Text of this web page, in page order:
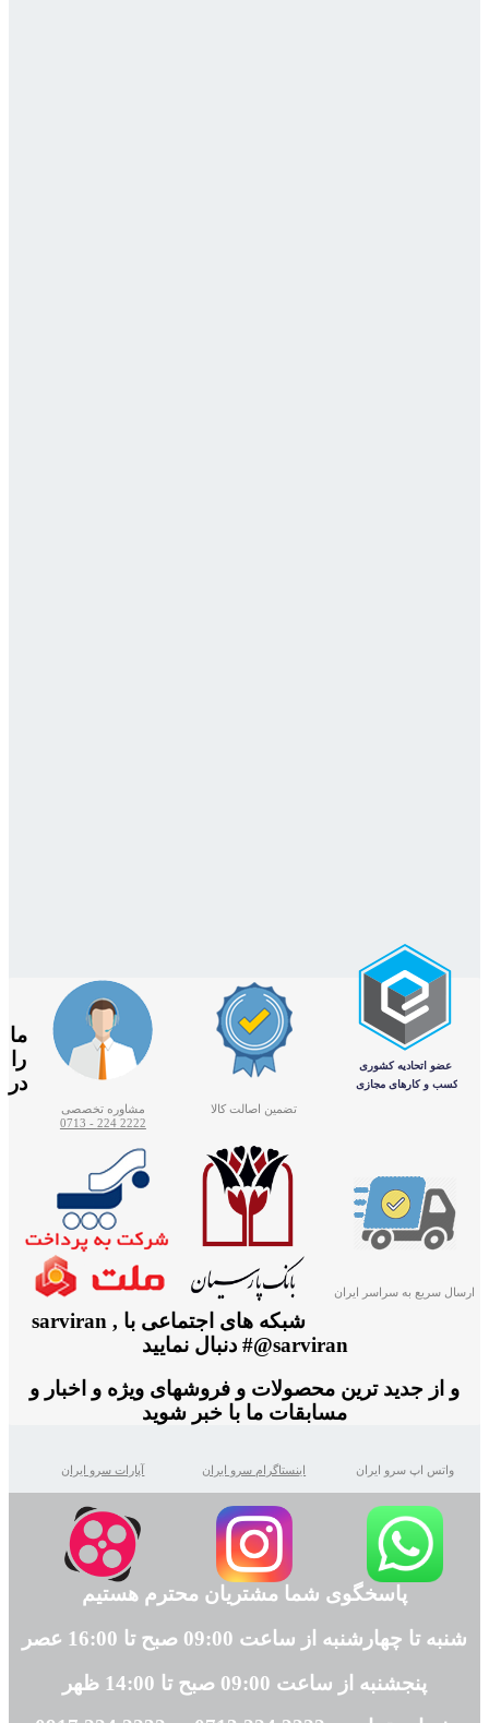
تضمین اصالت کالا
مشاوره تخصصی
2222 224 - 0713
ارسال سریع به سراسر ایران
ما
را
در
شبکه های اجتماعی با sarviran ,
@sarviran# دنبال نمایید
و از جدید ترین محصولات و فروشهای ویژه و اخبار و
مسابقات ما با خبر شوید
واتس اپ سرو ایران اینستاگرام سرو ایران آپارات سرو ایران
پاسخگوی شما مشتریان محترم هستیم
شنبه تا چهارشنبه از ساعت 09:00 صبح تا 16:00 عصر
پنجشنبه از ساعت 09:00 صبح تا 14:00 ظهر